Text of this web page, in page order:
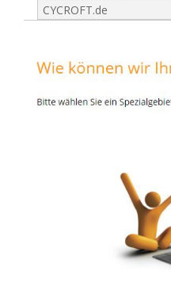
CYCROFT.de